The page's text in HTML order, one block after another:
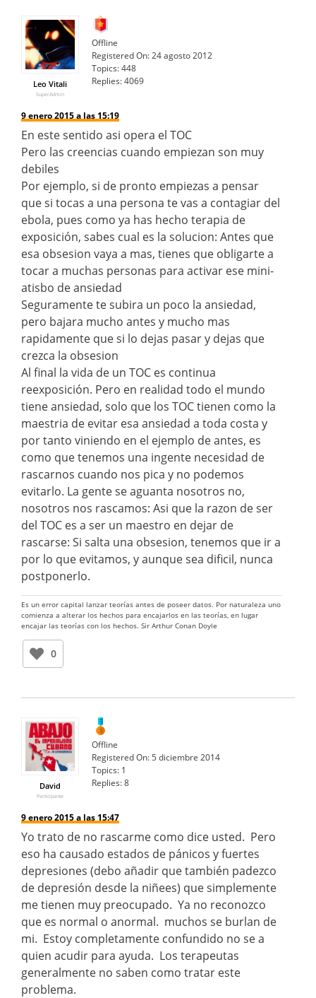
Leo Vitali
SuperAdmin
Offline
Registered On:24 agosto 2012
Topics:448
Replies:4069
9 enero 2015 a las 15:19
En este sentido asi opera el TOC
Pero las creencias cuando empiezan son muy
debiles
Por ejemplo, si de pronto empiezas a pensar
que si tocas a una persona te vas a contagiar del
ebola, pues como ya has hecho terapia de
exposición, sabes cual es la solucion: Antes que
esa obsesion vaya a mas, tienes que obligarte a
tocar a muchas personas para activar ese mini-
atisbo de ansiedad
Seguramente te subira un poco la ansiedad,
pero bajara mucho antes y mucho mas
rapidamente que si lo dejas pasar y dejas que
crezca la obsesion
Al final la vida de un TOC es continua
reexposición. Pero en realidad todo el mundo
tiene ansiedad, solo que los TOC tienen como la
maestria de evitar esa ansiedad a toda costa y
por tanto viniendo en el ejemplo de antes, es
como que tenemos una ingente necesidad de
rascarnos cuando nos pica y no podemos
evitarlo. La gente se aguanta nosotros no,
nosotros nos rascamos: Asi que la razon de ser
del TOC es a ser un maestro en dejar de
rascarse: Si salta una obsesion, tenemos que ir a
por lo que evitamos, y aunque sea dificil, nunca
postponerlo.
Es un error capital lanzar teorías antes de poseer datos. Por naturaleza uno
comienza a alterar los hechos para encajarlos en las teorías, en lugar
encajar las teorías con los hechos. Sir Arthur Conan Doyle
0
David
Participante
Offline
Registered On:5 diciembre 2014
Topics: 1
Replies:8
9 enero 2015 a las 15:47
Yo trato de no rascarme como dice usted. Pero
eso ha causado estados de pánicos y fuertes
depresiones (debo añadir que también padezco
de depresión desde la niñees) que simplemente
me tienen muy preocupado. Ya no reconozco
que es normal o anormal. muchos se burlan de
mi. Estoy completamente confundido no se a
quien acudir para ayuda. Los terapeutas
generalmente no saben como tratar este
problema.